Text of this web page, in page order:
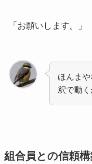
「お願いします。」
ほんま
釈で動く
組合員との信頼